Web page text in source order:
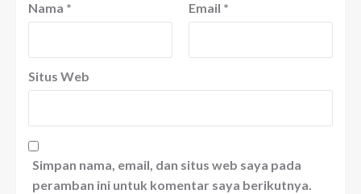
Nama * Email *
Situs Web
Simpan nama, email, dan situs web saya pada
peramban ini untuk komentar saya berikutnya.